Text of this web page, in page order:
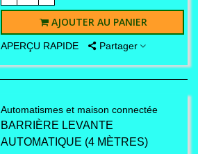
AJOUTER AU PANIER
APERÇU RAPIDE Partager
Automatismes et maison connectée
BARRIÈRE LEVANTE
AUTOMATIQUE (4 MÈTRES)